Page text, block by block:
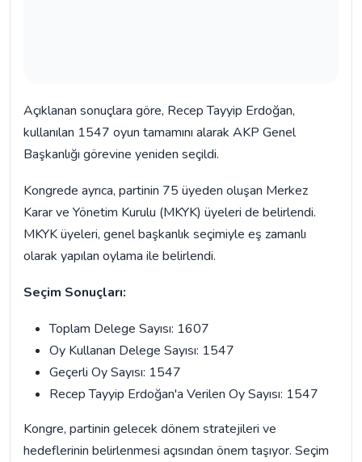
Açıklanan sonuçlara göre, Recep Tayyip Erdoğan,
kullanılan 1547 oyun tamamını alarak AKP Genel
Başkanlığı görevine yeniden seçildi.
Kongrede ayrıca, partinin 75 üyeden oluşan Merkez
Karar ve Yönetim Kurulu (MKYK) üyeleri de belirlendi.
MKYK üyeleri, genel başkanlık seçimiyle eş zamanlı
olarak yapılan oylama ile belirlendi.
Seçim Sonuçları:
Toplam Delege Sayısı: 1607
Oy Kullanan Delege Sayısı: 1547
Geçerli Oy Sayısı: 1547
Recep Tayyip Erdoğan'a Verilen Oy Sayısı: 1547
Kongre, partinin gelecek dönem stratejileri ve
hedeflerinin belirlenmesi açısından önem taşıyor. Seçim